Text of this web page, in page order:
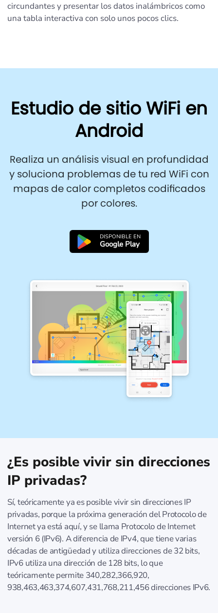
circundantes y presentar los datos inalámbricos como
una tabla interactiva con solo unos pocos clics.
Estudio de sitio WiFi en
Android
Realiza un análisis visual en profundidad
y soluciona problemas de tu red WiFi con
mapas de calor completos codificados
por colores.
DISPONIBLE EN
Google Play
¿Es posible vivir sin direcciones
IP privadas?
Sí, teóricamente ya es posible vivir sin direcciones IP
privadas, porque la próxima generación del Protocolo de
Internet ya está aquí, y se llama Protocolo de Internet
versión 6 (IPv6). A diferencia de IPv4, que tiene varias
décadas de antigüedad y utiliza direcciones de 32 bits,
IPv6 utiliza una dirección de 128 bits, lo que
teóricamente permite 340,282,366,920,
938,463,463,374,607,431,768,211,456 direcciones IPv6.